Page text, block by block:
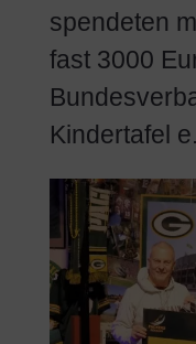
spendeten
fast 3000
Kindertafel